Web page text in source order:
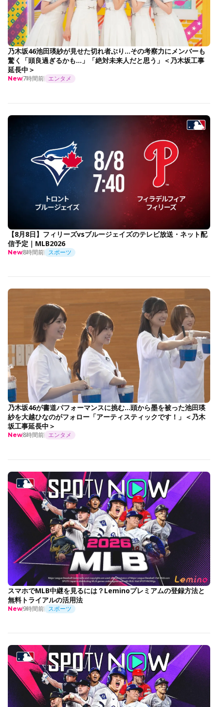
乃木坂46池田瑛紗が見せた切れ者ぶり…その考察力にメンバーも
驚く「頭良過ぎるかも…」「絶対未来人だと思う」＜乃木坂工事
延長中＞
New7時間前 エンタメ
【8月8日】フィリーズvsブルージェイズのテレビ放送・ネット配
信予定｜MLB2026
New8時間前 スポーツ
乃木坂46が書道パフォーマンスに挑む…頭から墨を被った池田瑛
紗を大越ひなのがフォロー「アーティスティックです！」＜乃木
坂工事延長中＞
New8時間前 エンタメ
スマホでMLB中継を見るには？Leminoプレミアムの登録方法と
無料トライアルの活用法
New9時間前 スポーツ